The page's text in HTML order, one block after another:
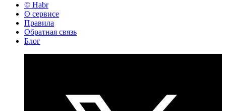
© Habr
О сервисе
Правила
Обратная связь
Блог